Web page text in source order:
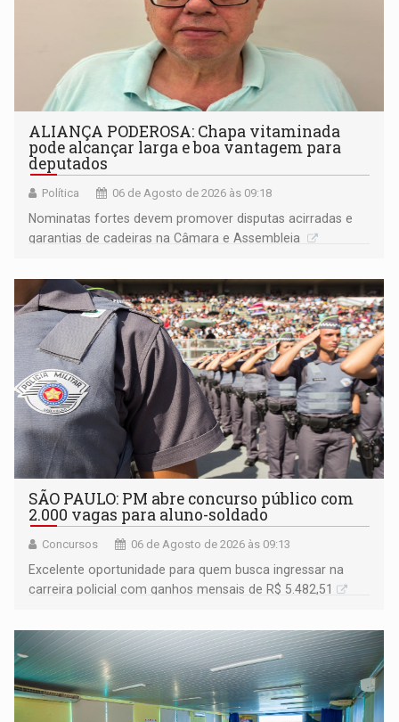
ALIANÇA PODEROSA: Chapa vitaminada
pode alcançar larga e boa vantagem para
deputados
Política 06 de Agosto de 2026 às 09:18
Nominatas fortes devem promover disputas acirradas e
garantias de cadeiras na Câmara e Assembleia
SÃO PAULO: PM abre concurso público com
2.000 vagas para aluno-soldado
Concursos 06 de Agosto de 2026 às 09:13
Excelente oportunidade para quem busca ingressar na
carreira policial com ganhos mensais de R$ 5.482,51